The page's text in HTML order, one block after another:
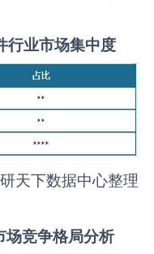
行业市场集中度
天下数据中心整理
场竞争格局分析